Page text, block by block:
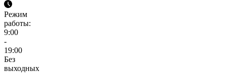
Режим
работы:
9:00
-
19:00
Без
выходных